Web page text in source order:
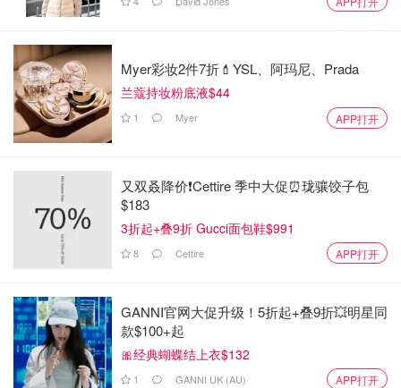
Myer彩妆2件7折💄YSL、阿玛尼、Prada
兰蔻持妆粉底液$44
1 Myer APP打开
又双叒降价❗️Cettire 季中大促⏰珑骧饺子包
$183
3折起+叠9折 Gucci面包鞋$991
8 Cettire APP打开
GANNI官网大促升级！5折起+叠9折💥明星同
款$100+起
🎀经典蝴蝶结上衣$132
1 GANNI UK (AU) APP打开